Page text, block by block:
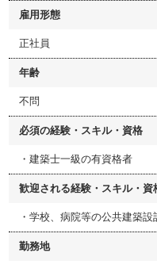
雇用形態
正社員
年齢
不問
必須の経験・スキル・資格
・建築士一級の有資格者
歓迎される経験・スキル・資
・学校、病院等の公共建築
勤務地